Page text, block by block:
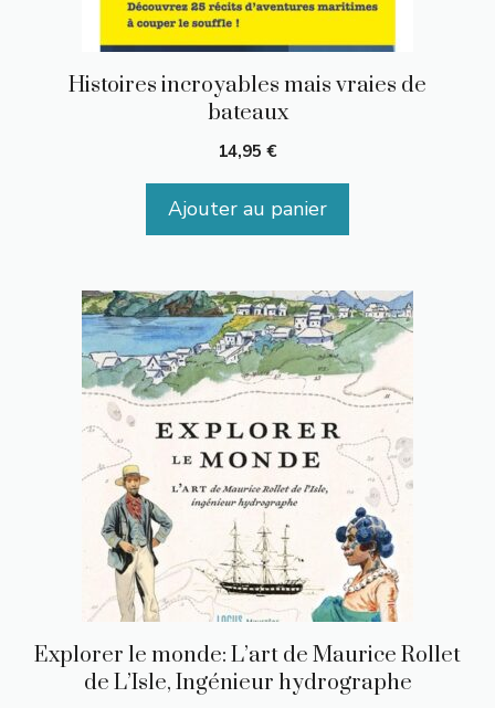
Histoires incroyables mais vraies de
bateaux
14,95 €
Ajouter au panier
Explorer le monde: L’art de Maurice Rollet
de L’Isle, Ingénieur hydrographe